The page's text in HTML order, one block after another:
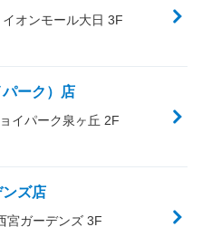
オンモール大日 3F
ーク）店
イパーク泉ヶ丘 2F
ズ店
宮ガーデンズ 3F